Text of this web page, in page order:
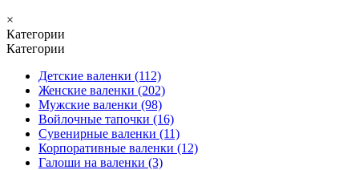
×
Категории
Категории
Детские валенки (112)
Женские валенки (202)
Мужские валенки (98)
Войлочные тапочки (16)
Сувенирные валенки (11)
Корпоративные валенки (12)
Галоши на валенки (3)